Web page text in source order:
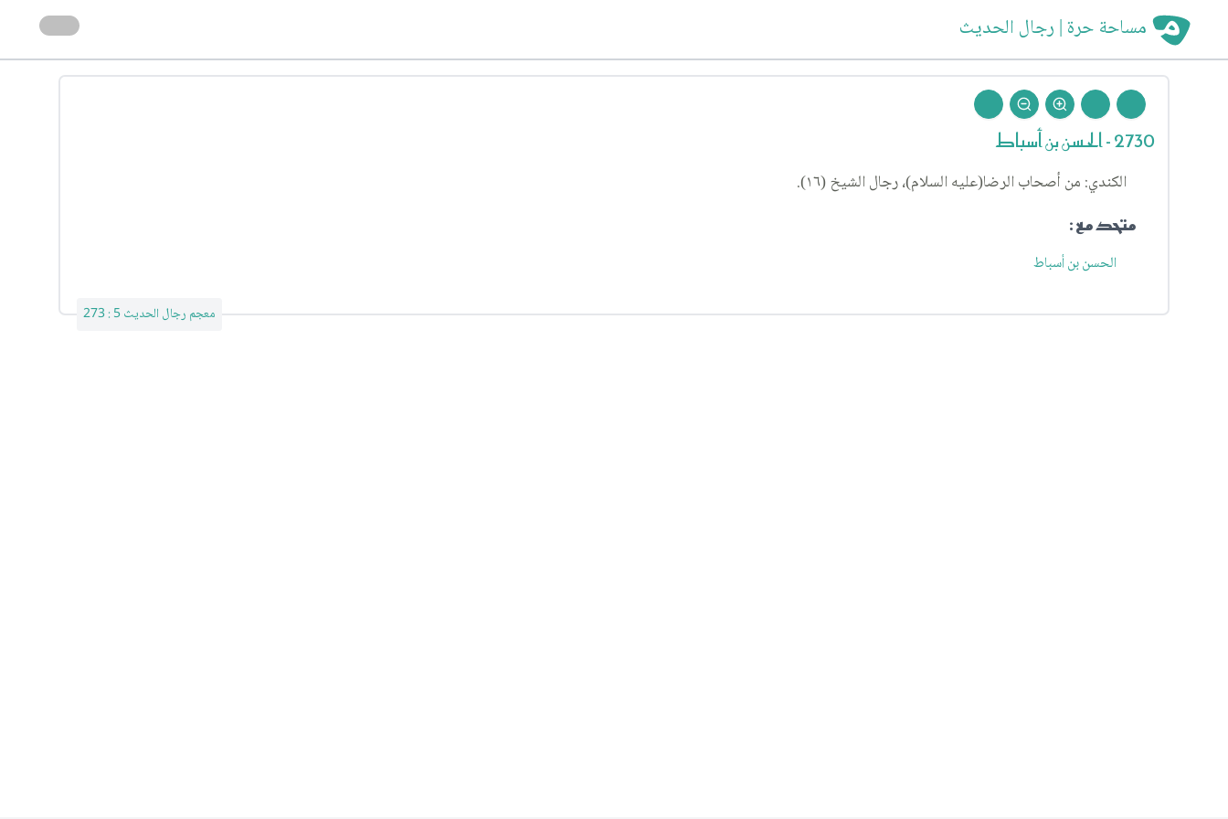
مساحة حرة | رجال الحديث
2730 - الحسن بن أسباط
الكندي: من أصحاب الرضا(عليه السلام)، رجال الشيخ (١٦).
متحد مع :
الحسن بن أسباط
معجم رجال الحديث 5 : 273